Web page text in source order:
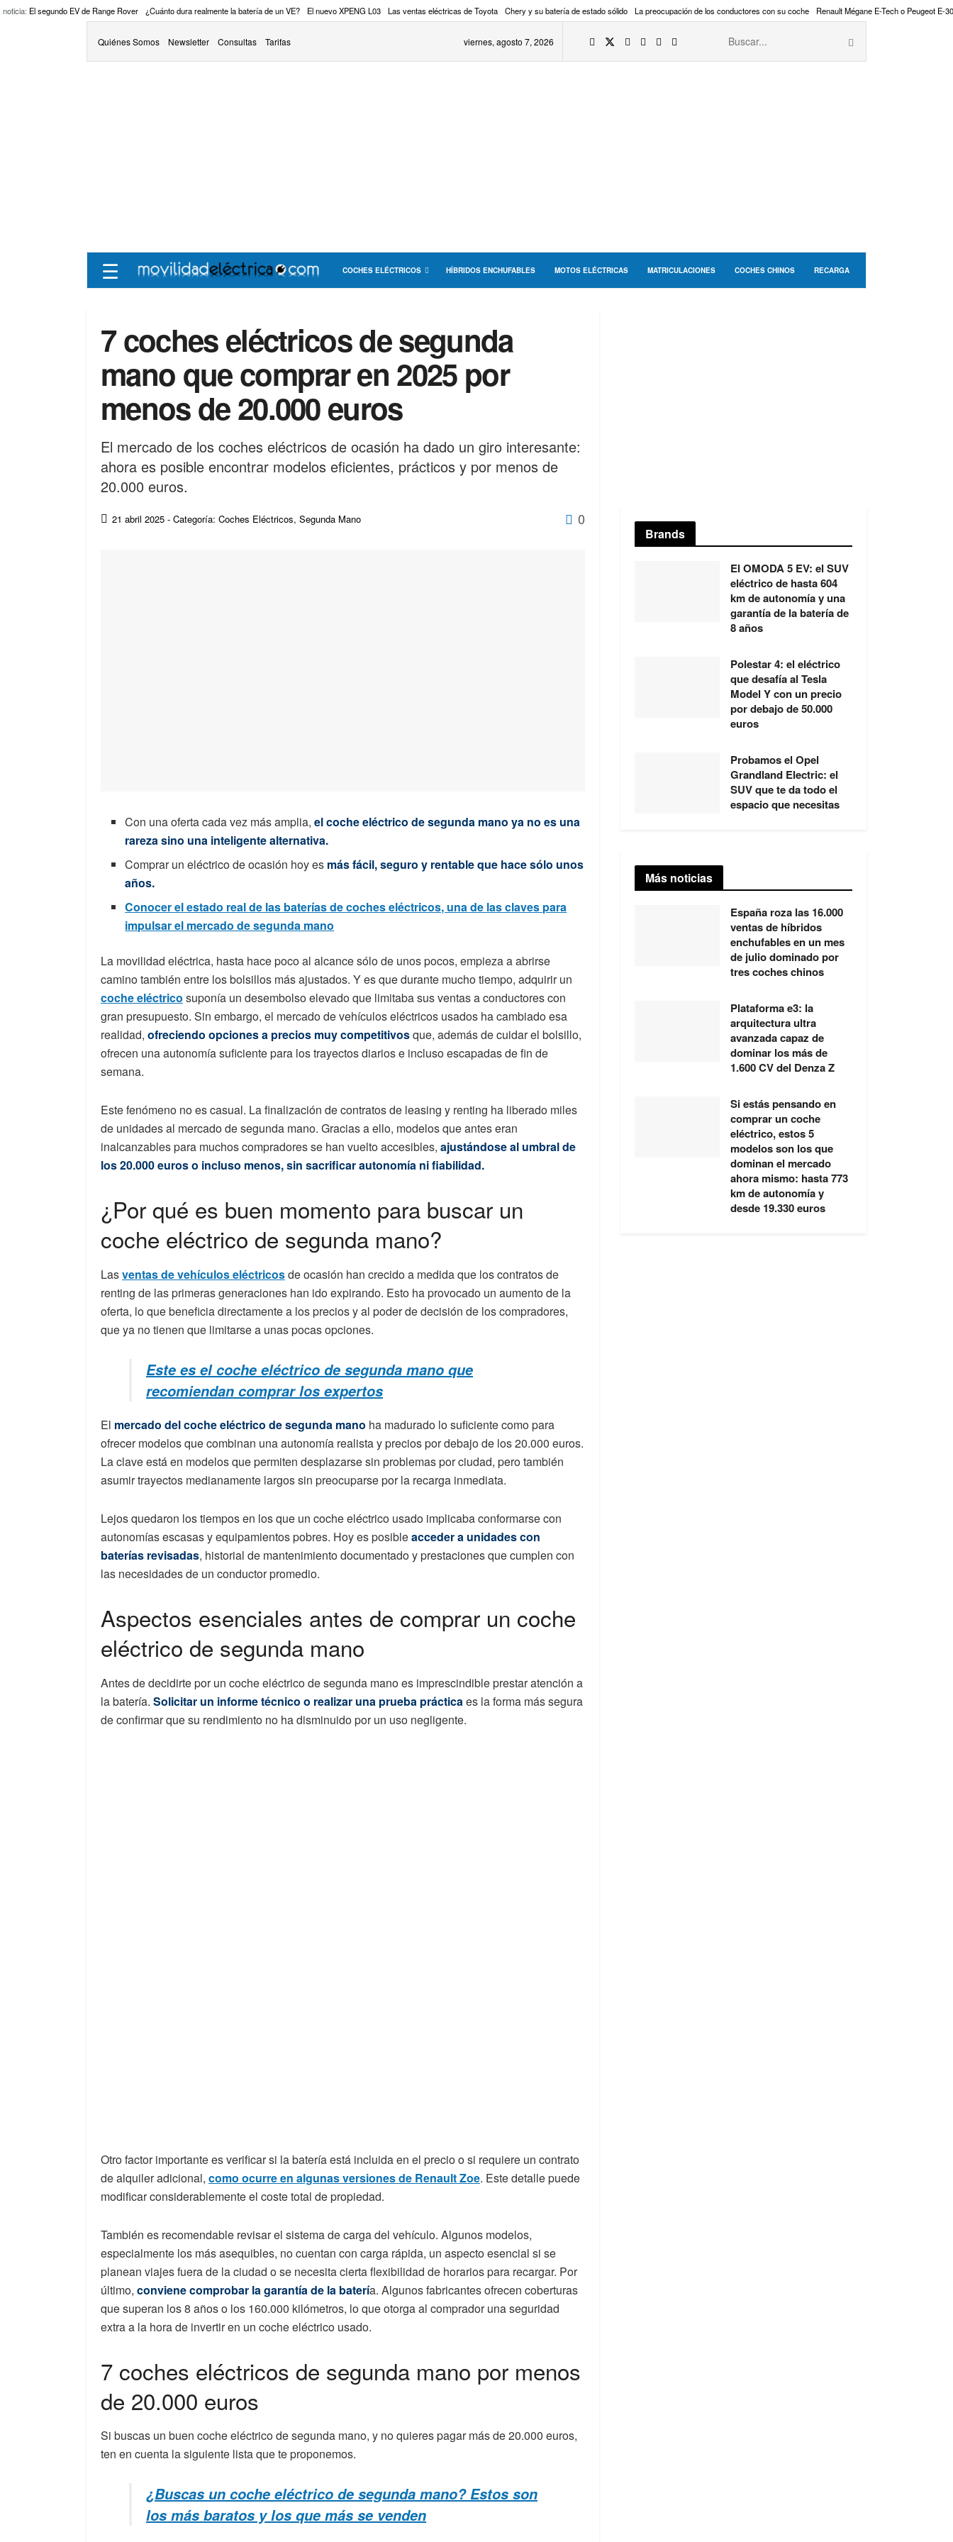
noticia: El segundo EV de Range Rover ¿Cuánto dura realmente la batería de un VE? El nuevo XPENG L03 Las ventas eléctricas de Toyota Chery y su batería de estado sólido La preocupación de los conductores con su coche Renault Mégane E-Tech o Peugeot E-
Quiénes Somos Newsletter Consultas Tarifas viernes, agosto 7, 2026
☰ COCHES ELÉCTRICOS HÍBRIDOS ENCHUFABLES MOTOS ELÉCTRICAS MATRICULACIONES COCHES CHINOS RECARGA
7 coches eléctricos de segunda
mano que comprar en 2025 por
menos de 20.000 euros
El mercado de los coches eléctricos de ocasión ha dado un giro interesante:
ahora es posible encontrar modelos eficientes, prácticos y por menos de
20.000 euros.
21 abril 2025 - Categoría: Coches Eléctricos, Segunda Mano 0
Con una oferta cada vez más amplia,el coche eléctrico de segunda mano ya no es una
rareza sino una inteligente alternativa.
Comprar un eléctrico de ocasión hoy es más fácil, seguro y rentable que hace sólo unos
años.
Conocer el estado real de las baterías de coches eléctricos, una de las claves para
impulsar el mercado de segunda mano
La movilidad eléctrica, hasta hace poco al alcance sólo de unos pocos, empieza a abrirse
camino también entre los bolsillos más ajustados. Y es que durante mucho tiempo, adquirir un
coche eléctrico suponía un desembolso elevado que limitaba sus ventas a conductores con
gran presupuesto. Sin embargo, el mercado de vehículos eléctricos usados ha cambiado esa
realidad, ofreciendo opciones a precios muy competitivosque, además de cuidar el bolsillo,
ofrecen una autonomía suficiente para los trayectos diarios e incluso escapadas de fin de
semana.
Este fenómeno no es casual. La finalización de contratos de leasing y renting ha liberado miles
de unidades al mercado de segunda mano. Gracias a ello, modelos que antes eran
inalcanzables para muchos compradores se han vuelto accesibles, ajustándose al umbral de
los 20.000 euros o incluso menos, sin sacrificar autonomía ni fiabilidad.
¿Por qué es buen momento para buscar un
coche eléctrico de segunda mano?
Lasventas de vehículos eléctricosde ocasión han crecido a medida que los contratos de
renting de las primeras generaciones han ido expirando. Esto ha provocado un aumento de la
oferta, lo que beneficia directamente a los precios y al poder de decisión de los compradores,
que ya no tienen que limitarse a unas pocas opciones.
Este es el coche eléctrico de segunda mano que
recomiendan comprar los expertos
El mercado del coche eléctrico de segunda mano ha madurado lo suficiente como para
ofrecer modelos que combinan una autonomía realista y precios por debajo de los 20.000 euros.
La clave está en modelos que permiten desplazarse sin problemas por ciudad, pero también
asumir trayectos medianamente largos sin preocuparse por la recarga inmediata.
Lejos quedaron los tiempos en los que un coche eléctrico usado implicaba conformarse con
autonomías escasas y equipamientos pobres. Hoy es posibleacceder a unidades con
baterías revisadas, historial de mantenimiento documentado y prestaciones que cumplen con
las necesidades de un conductor promedio.
Aspectos esenciales antes de comprar un coche
eléctrico de segunda mano
Antes de decidirte por un coche eléctrico de segunda mano es imprescindible prestar atención a
la batería. Solicitar un informe técnico o realizar una prueba prácticaes la forma más segura
de confirmar que su rendimiento no ha disminuido por un uso negligente.
Otro factor importante es verificar si la batería está incluida en el precio o si requiere un contrato
de alquiler adicional, como ocurre en algunas versiones de Renault Zoe. Este detalle puede
modificar considerablemente el coste total de propiedad.
También es recomendable revisar el sistema de carga del vehículo. Algunos modelos,
especialmente los más asequibles, no cuentan con carga rápida, un aspecto esencial si se
planean viajes fuera de la ciudad o se necesita cierta flexibilidad de horarios para recargar. Por
último, conviene comprobar la garantía de la batería. Algunos fabricantes ofrecen coberturas
que superan los 8 años o los 160.000 kilómetros, lo que otorga al comprador una seguridad
extra a la hora de invertir en un coche eléctrico usado.
7 coches eléctricos de segunda mano por menos
de 20.000 euros
Si buscas un buen coche eléctrico de segunda mano, y no quieres pagar más de 20.000 euros,
ten en cuenta la siguiente lista que te proponemos.
¿Buscas un coche eléctrico de segunda mano? Estos son
los más baratos y los que más se venden
Brands
El OMODA 5 EV: el SUV
eléctrico de hasta 604
km de autonomía y una
garantía de la batería de
8 años
Polestar 4: el eléctrico
que desafía al Tesla
Model Y con un precio
por debajo de 50.000
euros
Probamos el Opel
Grandland Electric: el
SUV que te da todo el
espacio que necesitas
Más noticias
España roza las 16.000
ventas de híbridos
enchufables en un mes
de julio dominado por
tres coches chinos
Plataforma e3: la
arquitectura ultra
avanzada capaz de
dominar los más de
1.600 CV del Denza Z
Si estás pensando en
comprar un coche
eléctrico, estos 5
modelos son los que
dominan el mercado
ahora mismo: hasta 773
km de autonomía y
desde 19.330 euros